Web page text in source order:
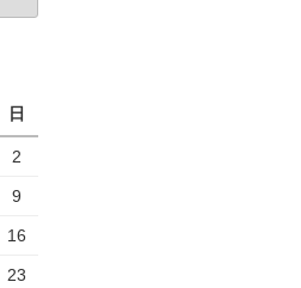
日
2
9
16
23